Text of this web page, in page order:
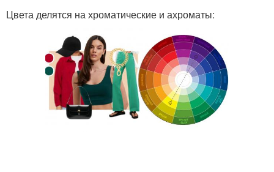
Цвета делятся на хроматические и ахроматы: